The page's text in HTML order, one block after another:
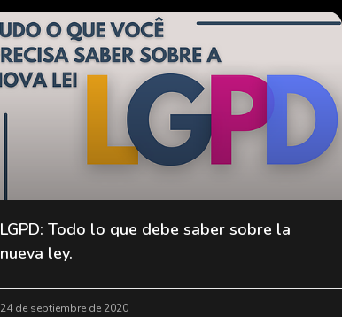
LGPD: Todo lo que debe saber sobre la
nueva ley.
24 de septiembre de 2020